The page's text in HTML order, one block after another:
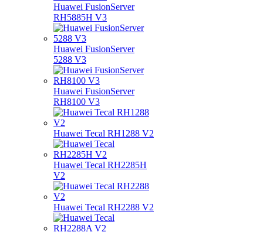
Huawei FusionServer
RH5885H V3
Huawei FusionServer
5288 V3
Huawei FusionServer
RH8100 V3
Huawei Tecal RH1288 V2
Huawei Tecal RH2285H
V2
Huawei Tecal RH2288 V2